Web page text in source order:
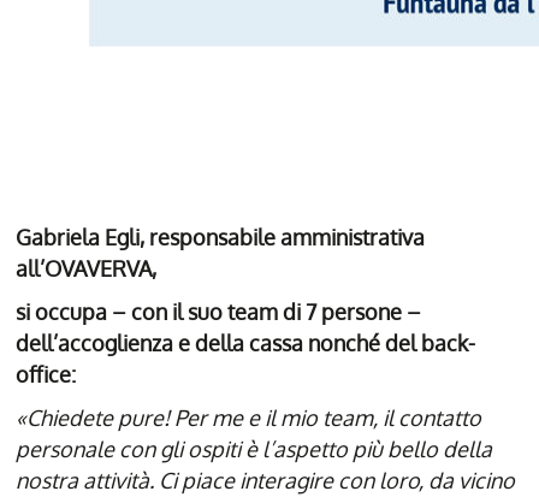
Gabriela Egli, responsabile amministrativa
all’OVAVERVA,
si occupa – con il suo team di 7 persone –
dell’accoglienza e della cassa nonché del back-
office:
«Chiedete pure! Per me e il mio team, il contatto
personale con gli ospiti è l’aspetto più bello della
nostra attività. Ci piace interagire con loro, da vicino